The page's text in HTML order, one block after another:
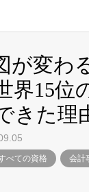
が変わ
界15位
きた理
べての資格 会計